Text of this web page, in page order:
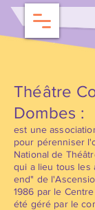
Théâtre
Dombes :
est une
pour pérenniser
National de
qui a lieu tous les
end" de
1986 par le
été géré par le